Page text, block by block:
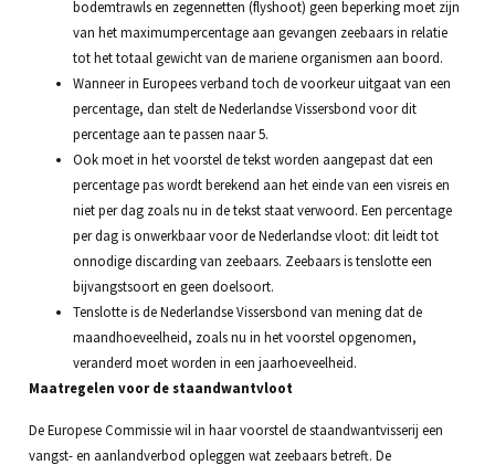
bodemtrawls en zegennetten (flyshoot) geen beperking moet zijn
van het maximumpercentage aan gevangen zeebaars in relatie
tot het totaal gewicht van de mariene organismen aan boord.
Wanneer in Europees verband toch de voorkeur uitgaat van een
percentage, dan stelt de Nederlandse Vissersbond voor dit
percentage aan te passen naar 5.
Ook moet in het voorstel de tekst worden aangepast dat een
percentage pas wordt berekend aan het einde van een visreis en
niet per dag zoals nu in de tekst staat verwoord. Een percentage
per dag is onwerkbaar voor de Nederlandse vloot: dit leidt tot
onnodige discarding van zeebaars. Zeebaars is tenslotte een
bijvangstsoort en geen doelsoort.
Tenslotte is de Nederlandse Vissersbond van mening dat de
maandhoeveelheid, zoals nu in het voorstel opgenomen,
veranderd moet worden in een jaarhoeveelheid.
Maatregelen voor de staandwantvloot
De Europese Commissie wil in haar voorstel de staandwantvisserij een
vangst- en aanlandverbod opleggen wat zeebaars betreft. De